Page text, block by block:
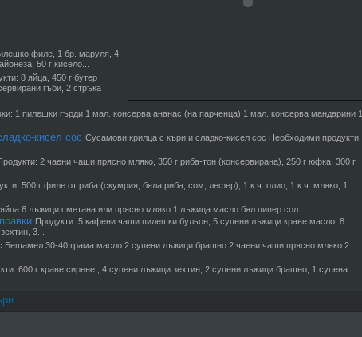
филе, 1 бр. маруля, 4
50 г кисело...
8 яйца, 450 г бутер
гъби, 2 стръка
1 пилешки гърди 1 мал. консерва ананас (на парченца) 1 мал. консерва мандарини 1
кисел сос Сусамови крилца с къри и сладко-кисел сос Необходими продукти
2 чаени чаши прясно мляко, 350 г риба-тон (консервирана), 250 г юфка, 300 г
500 г филе от риба (скумрия, бяла риба, сом, лефер), 1 к.ч. олио, 1 к.ч. мляко, 1
6 лъжици сметана или прясно мляко 1 лъжица масло бял пипер сол...
Продукти: 5 кафени чаши пилешки бульон, 5 супени лъжици краве масло, 8
3...
Бешамел 30-40 грама масло 2 супени лъжици брашно 2 чаени чаши прясно мляко 2
600 г краве сирене , 4 супени лъжици зехтин, 2 супени лъжици брашно, 1 супена